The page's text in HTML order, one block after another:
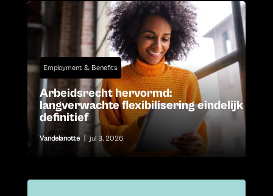
Employment & Benefits
Arbeidsrecht hervormd:
langverwachte flexibilisering eindelijk
definitief
Vandelanotte jul 3, 2026